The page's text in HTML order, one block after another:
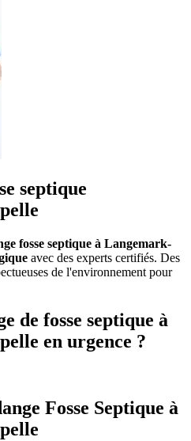
septique
fosse septique à Langemark-
avec des experts certifiés. Des
de l'environnement pour
de fosse septique à
en urgence ?
Fosse Septique à